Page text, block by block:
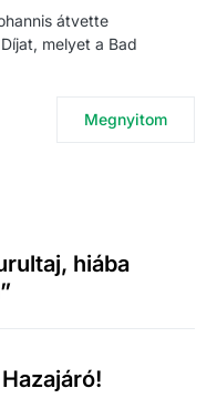
átvette
melyet a Bad
Megnyitom
hiába